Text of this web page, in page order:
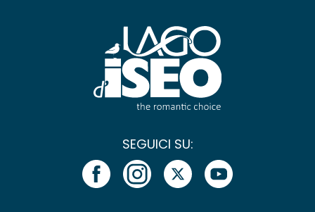
SEGUICI SU: